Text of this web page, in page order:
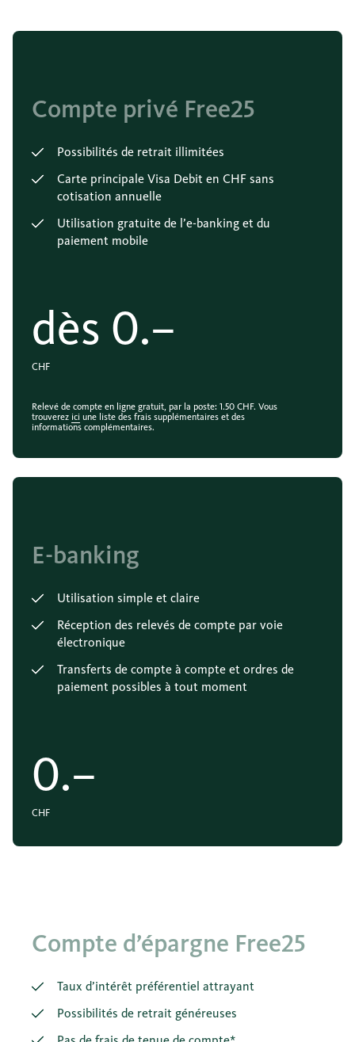
Compte privé Free25
Possibilités de retrait illimitées
Carte principale Visa Debit en CHF sans
cotisation annuelle
Utilisation gratuite de l’e-banking et du
paiement mobile
dès 0.–
CHF
Relevé de compte en ligne gratuit, par la poste: 1.50 CHF. Vous
trouverez ici une liste des frais supplémentaires et des
informations complémentaires.
E-banking
Utilisation simple et claire
Réception des relevés de compte par voie
électronique
Transferts de compte à compte et ordres de
paiement possibles à tout moment
0.–
CHF
Compte d’épargne Free25
Taux d’intérêt préférentiel attrayant
Possibilités de retrait généreuses